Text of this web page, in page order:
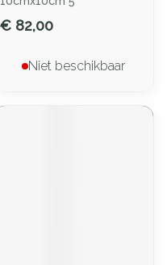
€ 82,00
Niet beschikbaar